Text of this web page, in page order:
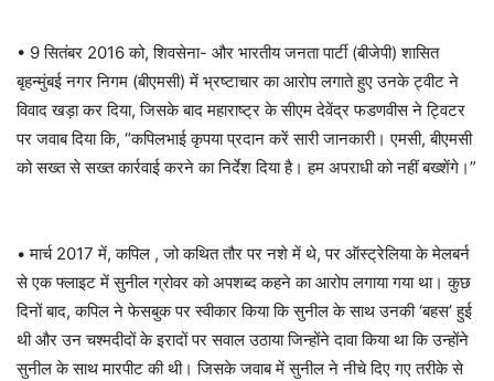
• 9 सितंबर 2016 को, शिवसेना- और भारतीय जनता पार्टी (बीजेपी) शासित
बृहन्मुंबई नगर निगम (बीएमसी) में भ्रष्टाचार का आरोप लगाते हुए उनके ट्वीट ने
विवाद खड़ा कर दिया, जिसके बाद महाराष्ट्र के सीएम देवेंद्र फडणवीस ने ट्विटर
पर जवाब दिया कि, “कपिलभाई कृपया प्रदान करें सारी जानकारी। एमसी, बीएमसी
को सख्त से सख्त कार्रवाई करने का निर्देश दिया है। हम अपराधी को नहीं बख्शेंगे।”
• मार्च 2017 में, कपिल , जो कथित तौर पर नशे में थे, पर ऑस्ट्रेलिया के मेलबर्न
से एक फ्लाइट में सुनील ग्रोवर को अपशब्द कहने का आरोप लगाया गया था। कुछ
दिनों बाद, कपिल ने फेसबुक पर स्वीकार किया कि सुनील के साथ उनकी ‘बहस’ हुई
थी और उन चश्मदीदों के इरादों पर सवाल उठाया जिन्होंने दावा किया था कि उन्होंने
सुनील के साथ मारपीट की थी। जिसके जवाब में सुनील ने नीचे दिए गए तरीके से